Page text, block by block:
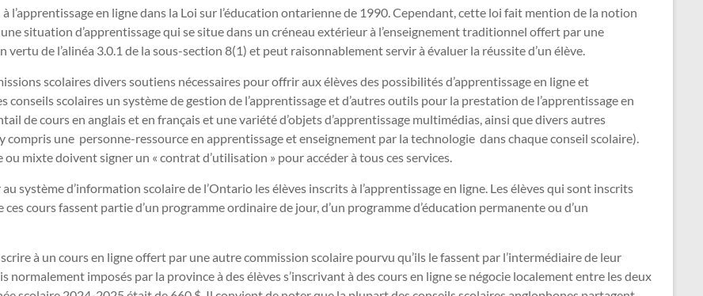
l’apprentissage en ligne dans la Loi sur l’éducation ontarienne de 1990. Cependant, cette loi fait mention de la notion
situation d’apprentissage qui se situe dans un créneau extérieur à l’enseignement traditionnel offert par une
vertu de l’alinéa 3.0.1 de la sous-section 8(1) et peut raisonnablement servir à évaluer la réussite d’un élève.
scolaires divers soutiens nécessaires pour offrir aux élèves des possibilités d’apprentissage en ligne et
scolaires un système de gestion de l’apprentissage et d’autres outils pour la prestation de l’apprentissage en
de cours en anglais et en français et une variété d’objets d’apprentissage multimédias, ainsi que divers autres
une personne-ressource en apprentissage et enseignement par la technologie dans chaque conseil scolaire).
mixte doivent signer un « contrat d’utilisation » pour accéder à tous ces services.
système d’information scolaire de l’Ontario les élèves inscrits à l’apprentissage en ligne. Les élèves qui sont inscrits
cours fassent partie d’un programme ordinaire de jour, d’un programme d’éducation permanente ou d’un
à un cours en ligne offert par une autre commission scolaire pourvu qu’ils le fassent par l’intermédiaire de leur
imposés par la province à des élèves s’inscrivant à des cours en ligne se négocie localement entre les deux